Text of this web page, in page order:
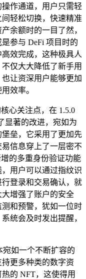
作通道，用户只需轻
轻松切换，快速精准
余额时的一目了然，
参与 DeFi 项目时的
效完成，这种极具人
仅大大降低了新手用
让资深用户能够更加
效率。
心关注点，在 1.5.0
显著的改进，宛如为
垒，它采用了更加先
信息穿上了一层密不
的多重身份验证功能
用户可以通过指纹识
登录和交易确认，就
增强了账户的安全
和预警，犹如一位时
统会及时发出提醒，
宛如一个不断扩容的
更多种类的数字资
的 NFT，这使得用